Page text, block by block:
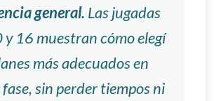
general. Las jugadas
y 16 muestran cómo elegí
más adecuados en
sin perder tiempos ni